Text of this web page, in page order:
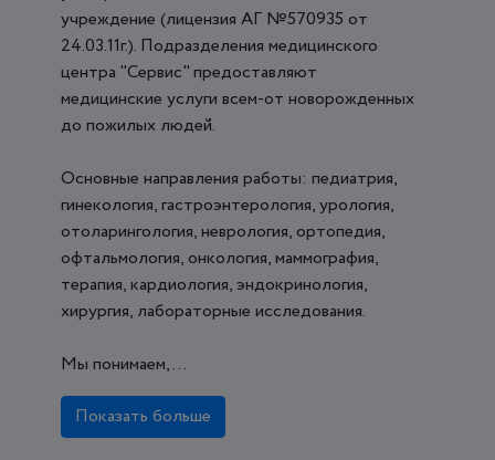
учреждение (лицензия АГ №570935 от
24.03.11г.). Подразделения медицинского
центра "Сервис" предоставляют
медицинские услуги всем-от новорожденных
до пожилых людей.
Основные направления работы: педиатрия,
гинекология, гастроэнтерология, урология,
отоларингология, неврология, ортопедия,
офтальмология, онкология, маммография,
терапия, кардиология, эндокринология,
хирургия, лабораторные исследования.
Мы понимаем, ...
Показать больше